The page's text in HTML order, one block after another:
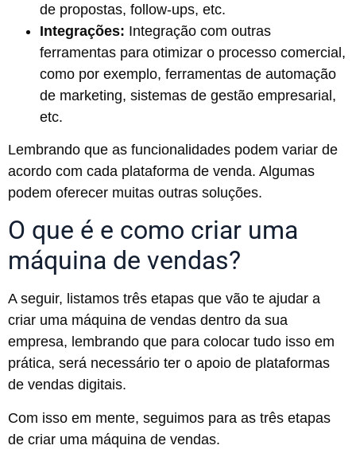
de propostas, follow-ups, etc.
Integrações: Integração com outras
ferramentas para otimizar o processo comercial,
como por exemplo, ferramentas de automação
de marketing, sistemas de gestão empresarial,
etc.
Lembrando que as funcionalidades podem variar de
acordo com cada plataforma de venda. Algumas
podem oferecer muitas outras soluções.
O que é e como criar uma
máquina de vendas?
A seguir, listamos três etapas que vão te ajudar a
criar uma máquina de vendas dentro da sua
empresa, lembrando que para colocar tudo isso em
prática, será necessário ter o apoio de plataformas
de vendas digitais.
Com isso em mente, seguimos para as três etapas
de criar uma máquina de vendas.